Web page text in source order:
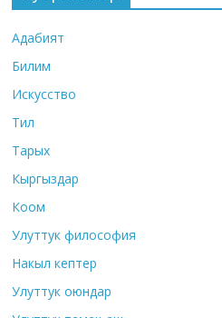
Адабият
Билим
Искусство
Тил
Тарых
Кыргыздар
Коом
Улуттук философия
Накыл кептер
Улуттук оюндар